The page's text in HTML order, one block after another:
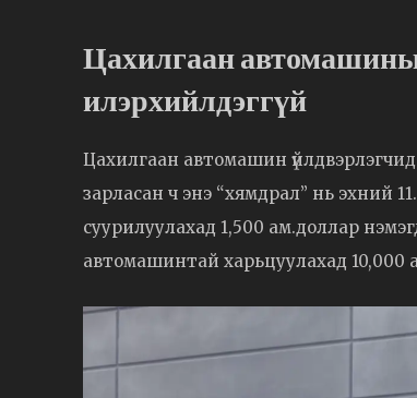
Цахилгаан
илэрхийлдэггүй
Цахилгаан автомашин
зарласан ч энэ “хямдрал” нь эхний
суурилуулахад 1,500 ам.доллар
автомашинтай харьцуулахад 10,000